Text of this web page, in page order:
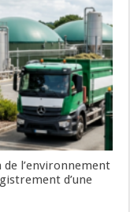
l’environnement
d’une